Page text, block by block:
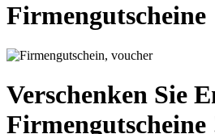
Firmengutscheine
Verschenken Sie
Firmengutscheine